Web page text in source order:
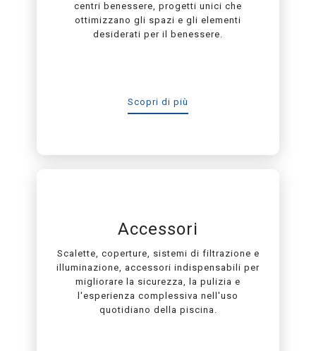
centri benessere, progetti unici che
ottimizzano gli spazi e gli elementi
desiderati per il benessere.
Scopri di più
Accessori
Scalette, coperture, sistemi di filtrazione e
illuminazione, accessori indispensabili per
migliorare la sicurezza, la pulizia e
l'esperienza complessiva nell'uso
quotidiano della piscina.